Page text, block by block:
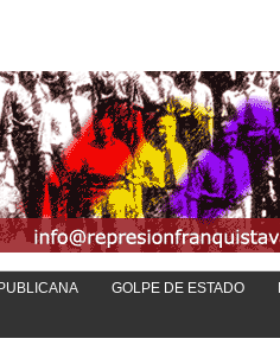
GOLPE DE ESTADO